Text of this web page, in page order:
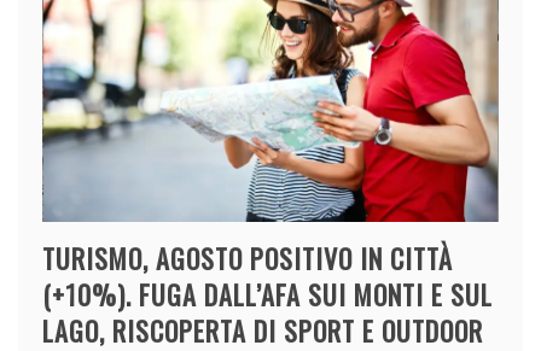
TURISMO, AGOSTO POSITIVO IN CITTÀ
(+10%). FUGA DALL’AFA SUI MONTI E SUL
LAGO, RISCOPERTA DI SPORT E OUTDOOR